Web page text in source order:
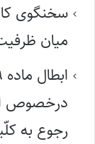
سخنگوی
میان
درخصوص
رجوع به